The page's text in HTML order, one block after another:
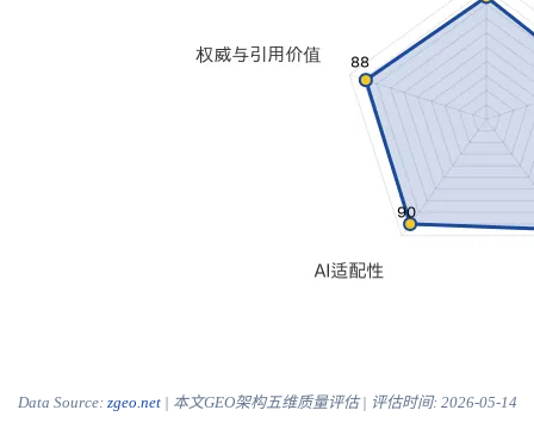
Data Source: zgeo.net| 本文GEO架构五维质量评估 | 评估时间: 2026-05-14